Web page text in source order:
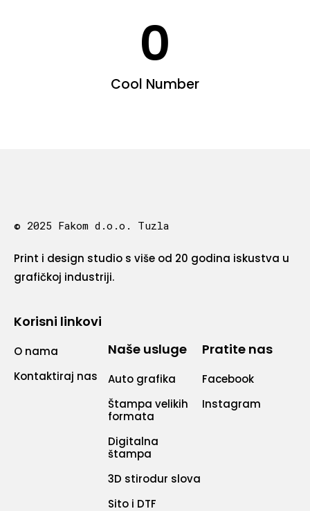
Cool Number
0
© 2025 Fakom d.o.o. Tuzla
Print i design studio s više od 20 godina iskustva u
grafičkoj industriji.
Korisni linkovi
O nama
Kontaktiraj nas
Naše usluge
Auto grafika
Štampa velikih
formata
Digitalna
štampa
3D stirodur slova
Sito i DTF
Pratite nas
Facebook
Instagram